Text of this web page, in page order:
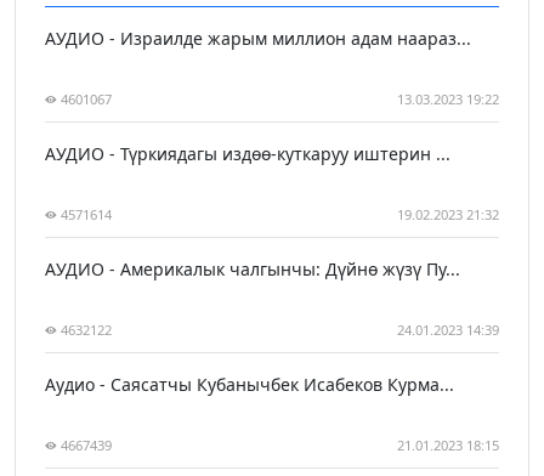
АУДИО - Израилде жарым миллион адам наараз...
4601067 13.03.2023 19:22
АУДИО - Түркиядагы издөө-куткаруу иштерин ...
4571614 19.02.2023 21:32
АУДИО - Америкалык чалгынчы: Дүйнө жүзү Пу...
4632122 24.01.2023 14:39
Аудио - Саясатчы Кубанычбек Исабеков Курма...
4667439 21.01.2023 18:15